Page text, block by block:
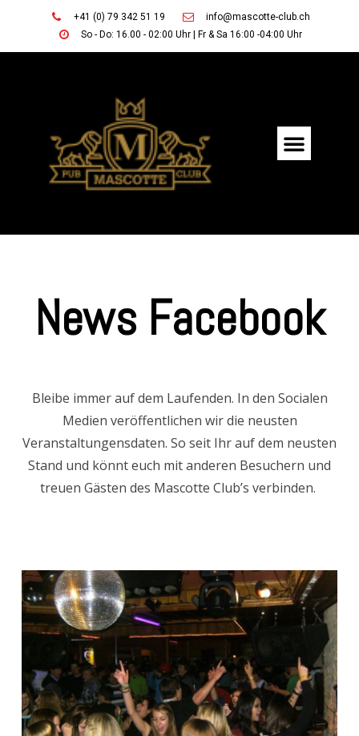
+41 (0) 79 342 51 19
info@mascotte-club.ch
So - Do: 16.00 - 02:00 Uhr | Fr & Sa 16:00 -04:00 Uhr
News Facebook
Bleibe immer auf dem Laufenden. In den Socialen
Medien veröffentlichen wir die neusten
Veranstaltungensdaten. So seit Ihr auf dem neusten
Stand und könnt euch mit anderen Besuchern und
treuen Gästen des Mascotte Club’s verbinden.